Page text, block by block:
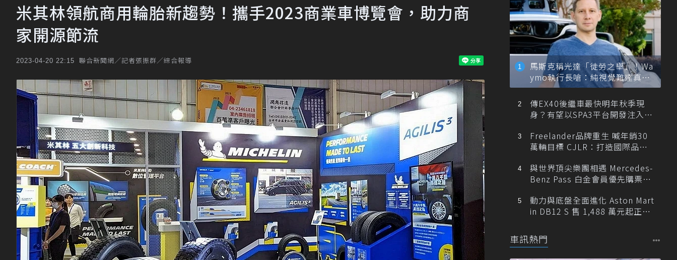
米其林領航商用輪胎新趨勢！攜手2023商業車博覽會，助力商
家開源節流
2023-04-20 22:15 聯合新聞網／記者張振群／綜合報導
馬斯克稱光達「徒勞之舉」！Wa
ymo執行長嗆：純視覺難達真正
自動駕駛
傳EX40後繼車最快明年秋季現
身？有望以SPA3平台開發注入80
Freelander品牌重生 喊年銷30
萬輛目標 CJLR：打造國際品牌
與世界頂尖樂團相遇 Mercedes-
Benz Pass 白金會員優先購票維
動力與底盤全面進化 Aston Mart
in DB12 S 售 1,488 萬元起正式
車訊熱門